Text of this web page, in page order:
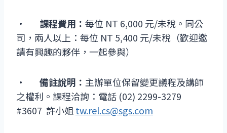
· 課程費用： 每位 NT 6,000 元/未稅。同公
司，兩人以上：每位 NT 5,400 元/未稅（歡迎邀
請有興趣的夥伴，一起參與）
· 備註說明： 主辦單位保留變更議程及講師
之權利。課程洽詢：電話 (02) 2299-3279
#3607 許小姐 tw.rel.cs@sgs.com